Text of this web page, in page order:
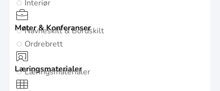
Interiør
Møter & Konferanser
Navneskilt & Bordskilt
Ordrebrett
Læringsmaterialer
Læringsmaterialer